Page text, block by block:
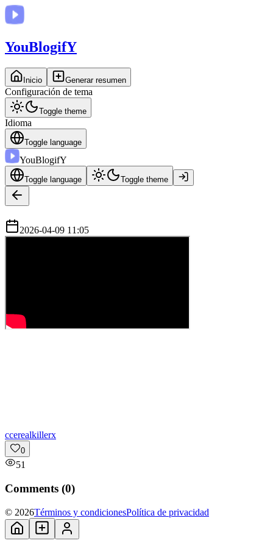
YouBlogifY
Inicio Generar resumen
Configuración de tema
Toggle theme
Idioma
Toggle language
YouBlogifY
Toggle language Toggle theme
2026-04-09 11:05
ccerealkillerx
0
51
Comments (0)
© 2026Términos y condicionesPolítica de privacidad